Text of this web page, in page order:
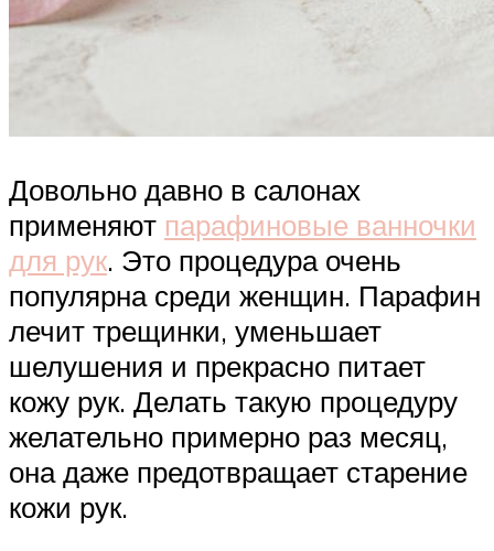
Довольно давно в салонах
применяют парафиновые ванночки
для рук. Это процедура очень
популярна среди женщин. Парафин
лечит трещинки, уменьшает
шелушения и прекрасно питает
кожу рук. Делать такую процедуру
желательно примерно раз месяц,
она даже предотвращает старение
кожи рук.